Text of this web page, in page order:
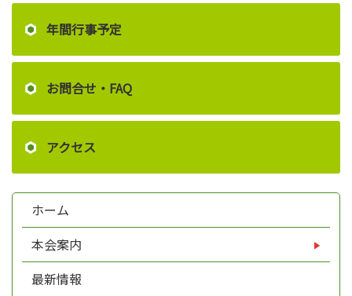
年間行事予定
お問合せ・FAQ
アクセス
ホーム
本会案内
最新情報